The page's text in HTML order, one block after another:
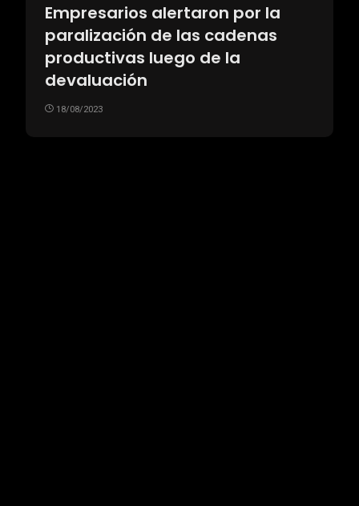
Empresarios alertaron por la
paralización de las cadenas
productivas luego de la
devaluación
18/08/2023